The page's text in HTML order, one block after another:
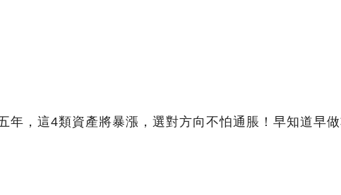
年，這4類資產將暴漲，選對方向不怕通脹！早知道早